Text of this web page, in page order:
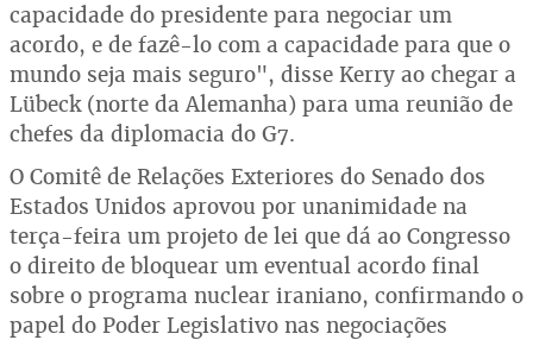
capacidade do presidente para negociar um
acordo, e de fazê-lo com a capacidade para que o
mundo seja mais seguro", disse Kerry ao chegar a
Lübeck (norte da Alemanha) para uma reunião de
chefes da diplomacia do G7.
O Comitê de Relações Exteriores do Senado dos
Estados Unidos aprovou por unanimidade na
terça-feira um projeto de lei que dá ao Congresso
o direito de bloquear um eventual acordo final
sobre o programa nuclear iraniano, confirmando o
papel do Poder Legislativo nas negociações